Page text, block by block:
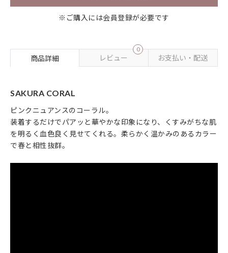
※ご購入には会員登録が必要です
商品詳細 レビュー
0
お支払い・配送
SAKURA CORAL
ピンクニュアンスのコーラル。
装着するだけでパアッと華やかな印象になり、くすみがちな肌
を明るく血色良く見せてくれる。柔らかく温かみのあるカラー
で春と相性抜群。